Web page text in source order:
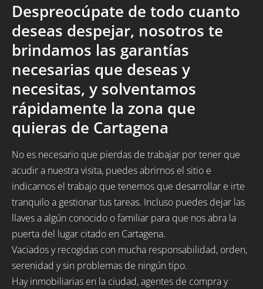
Despreocúpate de todo cuanto
deseas despejar, nosotros te
brindamos las garantías
necesarias que deseas y
necesitas, y solventamos
rápidamente la zona que
quieras de Cartagena
No es necesario que pierdas de trabajar por tener que
acudir a nuestra visita, puedes abrirnos el sitio e
indicarnos el trabajo que tenemos que desarrollar e irte
tranquilo a gestionar tus tareas. Incluso puedes dejar las
llaves a algún conocido o familiar para que nos abra la
puerta del lugar citado en Cartagena.
Vaciados y recogidas con mucha responsabilidad, orden,
serenidad y sin problemas de ningún tipo.
Hay inmobiliarias en la ciudad, agentes de compra y